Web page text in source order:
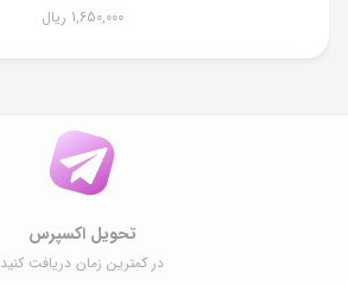
1,650,000 ریال
تحویل اکسپرس
در کمترین زمان دریافت کنید